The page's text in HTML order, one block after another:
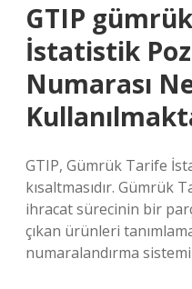
GTIP
İstatistik
Numarası
GTIP, Gümrük Tarife
kısaltmasıdır. Gümrük
ihracat sürecinin bir
çıkan ürünleri
numaralandırma